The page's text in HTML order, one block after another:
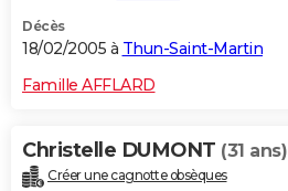
Décès
18/02/2005 à Thun-Saint-Martin
Famille AFFLARD
Christelle DUMONT (31 ans)
Créer une cagnotte obsèques